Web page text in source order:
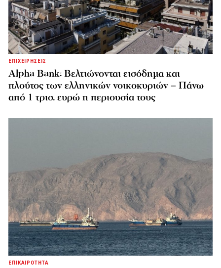
ΕΠΙΧΕΙΡΗΣΕΙΣ
Alpha Bank: Βελτιώνονται εισόδημα και
πλούτος των ελληνικών νοικοκυριών – Πάνω
από 1 τρισ. ευρώ η περιουσία τους
ΕΠΙΚΑΙΡΟΤΗΤΑ